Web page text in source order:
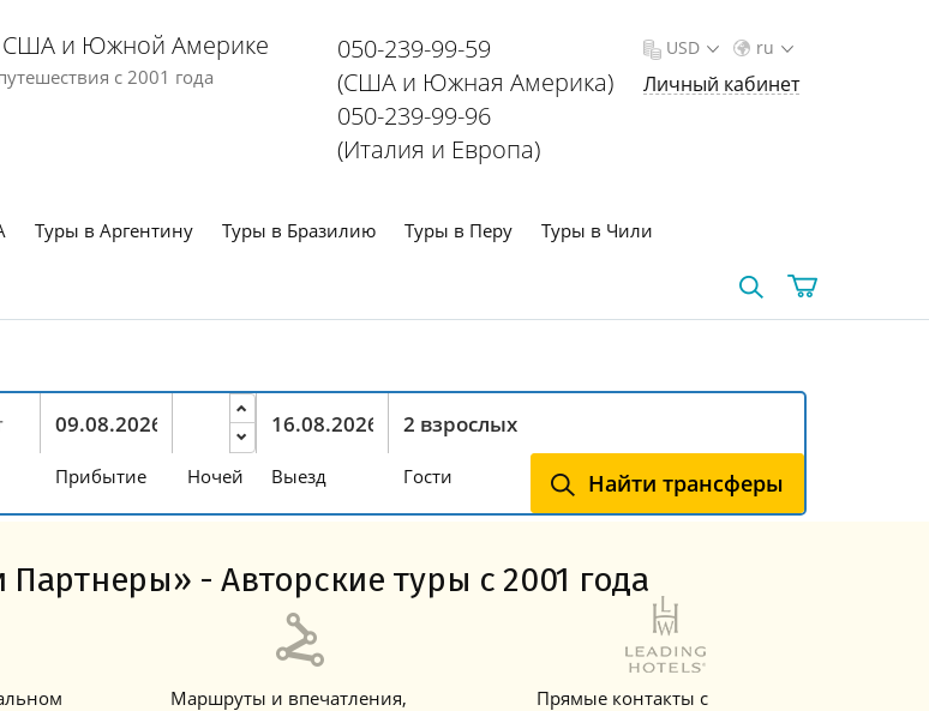
США и Южной Америке
с 2001 года
050-239-99-59
(США и Южная Америка)
050-239-99-96
(Италия и Европа)
ru
USD
Личный кабинет
Туры в Аргентину Туры в Бразилию Туры в Перу Туры в Чили
Найти трансферы
Прибытие Ночей Выезд Гости
- Авторские туры с 2001 года
Маршруты и впечатления,
Прямые контакты с